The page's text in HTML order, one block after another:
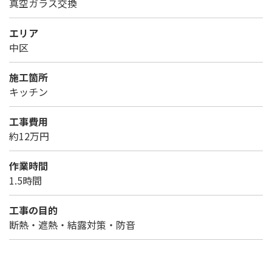
真空ガラス交換
エリア
中区
施工箇所
キッチン
工事費用
約12万円
作業時間
1.5時間
工事の目的
断熱・遮熱・結露対策・防音